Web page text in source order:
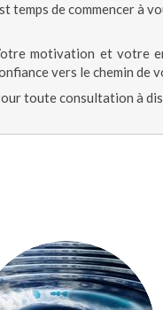
temps de commencer à
motivation et votre
vers le chemin de
toute consultation à